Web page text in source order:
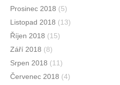
Prosinec 2018 (5)
Listopad 2018 (13)
Říjen 2018 (15)
Září 2018 (8)
Srpen 2018 (11)
Červenec 2018 (4)